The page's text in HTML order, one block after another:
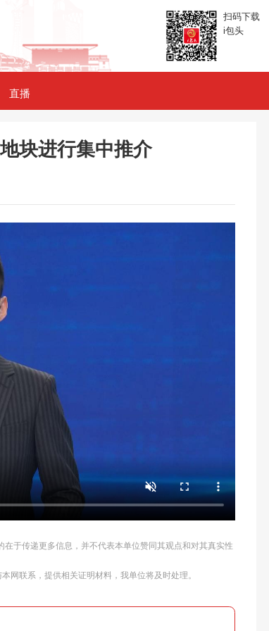
扫码下载
i包头
直播
块进行集中推介
于传递更多信息，并不代表本单位赞同其观点和对其真实性
网联系，提供相关证明材料，我单位将及时处理。